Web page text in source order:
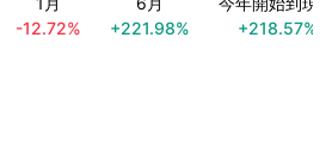
-12.72%
+221.98%
+218.57%